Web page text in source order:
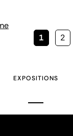
Page
1 Page
2
EXPOSITIONS